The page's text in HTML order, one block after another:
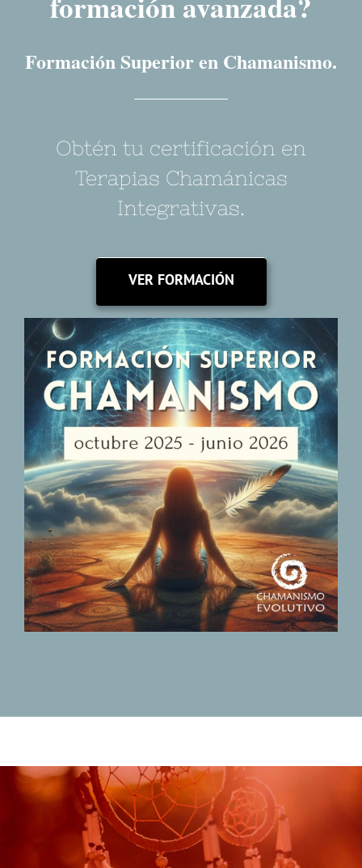
Formación Superior en Chamanismo.
Obtén tu certificación en
Terapias Chamánicas
Integrativas.
VER FORMACIÓN